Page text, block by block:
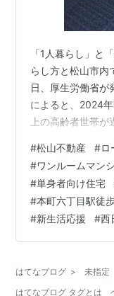
「1人暮らし」と
らし方と松山市内
日、厚生労働省が
によると、2024
上の高齢者世帯
世帯、変わる暮ら
しやすさ”が鍵 松
【ロータリー本町
画例 将来の安心と
帯、変わる暮らし
しの世帯数は約1…
#松山不動産 #ロ
#ワンルームマン
#単身者向け住宅
#本町六丁目駅徒
#新生活応援 #西
はてなブログ > 未指定
はてなブログ タグとは